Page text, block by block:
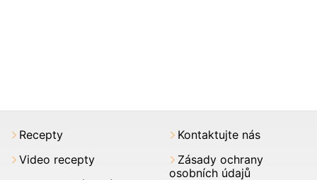
Recepty
Video recepty
Kontaktujte nás
Zásady ochrany
osobních údajů